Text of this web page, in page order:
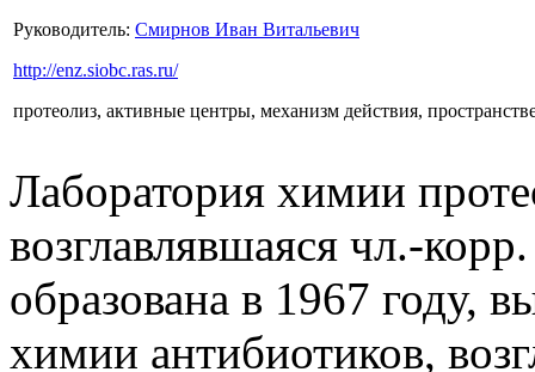
Руководитель: Смирнов Иван Витальевич
http://enz.siobc.ras.ru/
протеолиз, активные центры, механизм действия,
Лаборатория химии
возглавлявшаяся чл.-
образована в 1967 году,
химии антибиотиков,